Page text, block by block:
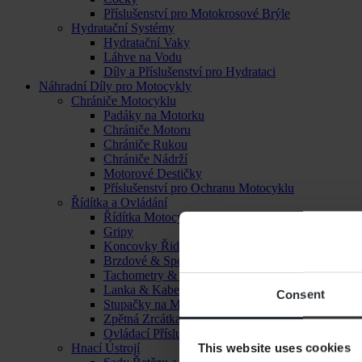
Consent
This website uses cookies
Příslušenství pro Motokrosové Brýle
Hydratační Systémy
Hydratační Vaky
Láhve na Vodu
Díly a Příslušenství pro Hydrataci
Náhradní Díly pro Motocykly
Chrániče Motocyklu
Padáky na Motorku
Chrániče Motoru
Chrániče Rukou
Chrániče Nádrží
Motorové Destičky
Příslušenství pro Ochranu Motocyklu
Řídítka a Ovládání
Řídítka Motocyklu
Gripy
Koncovky Řidítek
Brzdové & Spojkové Páčky
Tachometry & Hodiny
Lanka & Kabely
Stupačky na Motorku
Zpětná Zrcátka
Ovládací Příslušenství
Hnací Ústrojí